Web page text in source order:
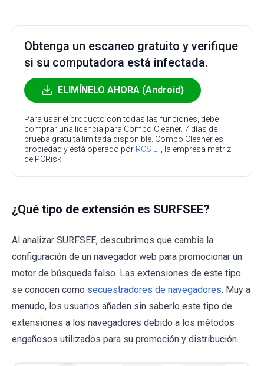
Obtenga un escaneo gratuito y verifique
si su computadora está infectada.
ELIMÍNELO AHORA (Android)
Para usar el producto con todas las funciones, debe
comprar una licencia para Combo Cleaner. 7 días de
prueba gratuita limitada disponible. Combo Cleaner es
propiedad y está operado por RCS LT, la empresa matriz
de PCRisk.
¿Qué tipo de extensión es SURFSEE?
Al analizar SURFSEE, descubrimos que cambia la
configuración de un navegador web para promocionar un
motor de búsqueda falso. Las extensiones de este tipo
se conocen como secuestradores de navegadores. Muy a
menudo, los usuarios añaden sin saberlo este tipo de
extensiones a los navegadores debido a los métodos
engañosos utilizados para su promoción y distribución.